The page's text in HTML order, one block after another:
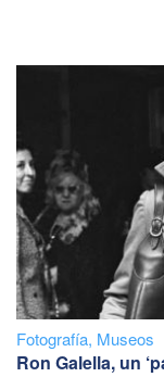
Fotografía, Museos
Ron Galella, un